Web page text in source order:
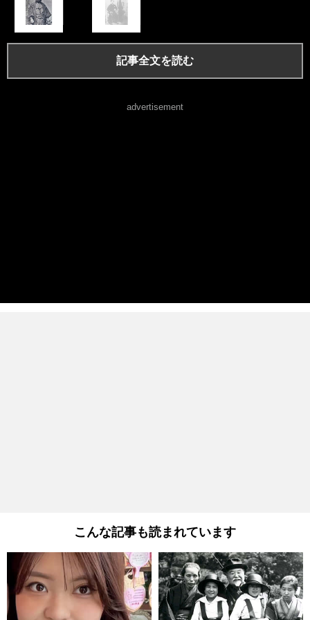
記事全文を読む
advertisement
こんな記事も読まれています